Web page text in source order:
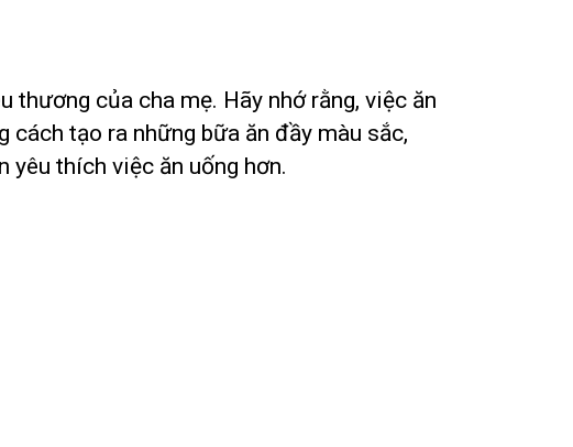
thương của cha mẹ. Hãy nhớ rằng, việc ăn
tạo ra những bữa ăn đầy màu sắc,
yêu thích việc ăn uống hơn.